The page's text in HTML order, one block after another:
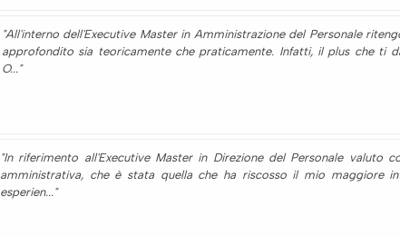
"All'interno dell'Executive Master in Amministrazione del Personale
approfondito sia teoricamente che praticamente. Infatti, il plus che ti
O..."
"In riferimento all'Executive Master in Direzione del Personale valuto
amministrativa, che è stata quella che ha riscosso il mio maggiore
esperien..."